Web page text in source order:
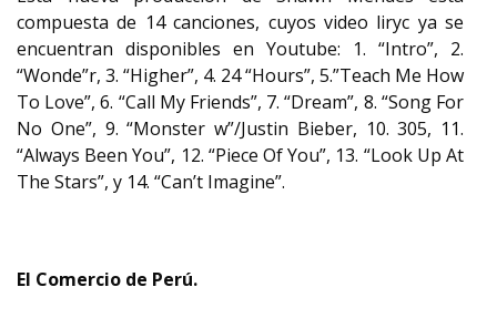
compuesta de 14 canciones, cuyos video liryc ya se
encuentran disponibles en Youtube: 1. “Intro”, 2.
“Wonde”r, 3. “Higher”, 4. 24 “Hours”, 5.”Teach Me How
To Love”, 6. “Call My Friends”, 7. “Dream”, 8. “Song For
No One”, 9. “Monster w”/Justin Bieber, 10. 305, 11.
“Always Been You”, 12. “Piece Of You”, 13. “Look Up At
The Stars”, y 14. “Can’t Imagine”.
El Comercio de Perú.